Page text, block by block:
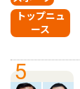
トップニュ
ース
5